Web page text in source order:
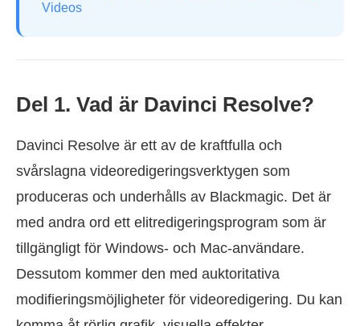
Videos
Del 1. Vad är Davinci Resolve?
Davinci Resolve är ett av de kraftfulla och
svårslagna videoredigeringsverktygen som
produceras och underhålls av Blackmagic. Det är
med andra ord ett elitredigeringsprogram som är
tillgängligt för Windows- och Mac-användare.
Dessutom kommer den med auktoritativa
modifieringsmöjligheter för videoredigering. Du kan